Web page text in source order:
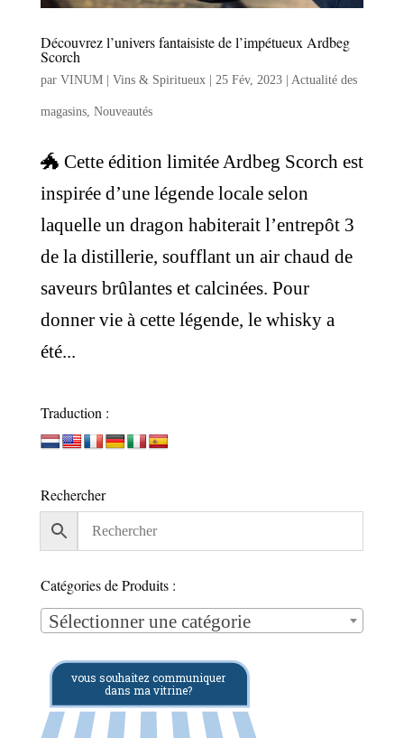
Découvrez l’univers fantaisiste de l’impétueux Ardbeg
Scorch
par VINUM | Vins & Spiritueux| 25 Fév, 2023| Actualité des
magasins, Nouveautés
🐲 Cette édition limitée Ardbeg Scorch est
inspirée d’une légende locale selon
laquelle un dragon habiterait l’entrepôt 3
de la distillerie, soufflant un air chaud de
saveurs brûlantes et calcinées. Pour
donner vie à cette légende, le whisky a
été...
Traduction :
Rechercher
Catégories de Produits :
Sélectionner une catégorie
vous souhaitez communiquer
dans ma vitrine?